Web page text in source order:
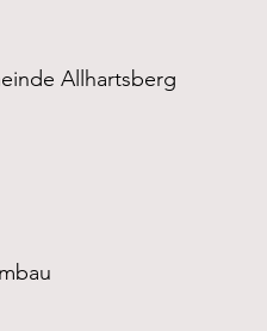
Allhartsberg